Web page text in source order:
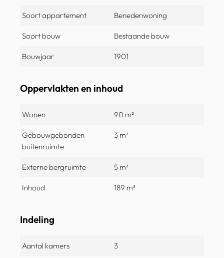
Soort appartement Benedenwoning
Soort bouw Bestaande bouw
Bouwjaar 1901
Oppervlakten en inhoud
Wonen 90 m²
Gebouwgebonden
buitenruimte
3 m²
Externe bergruimte 5 m²
Inhoud 189 m³
Indeling
Aantal kamers 3